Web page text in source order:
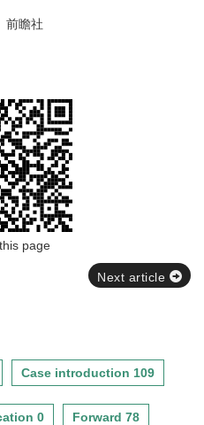
前瞻社
page
Next article
Case introduction 109
0 Forward 78